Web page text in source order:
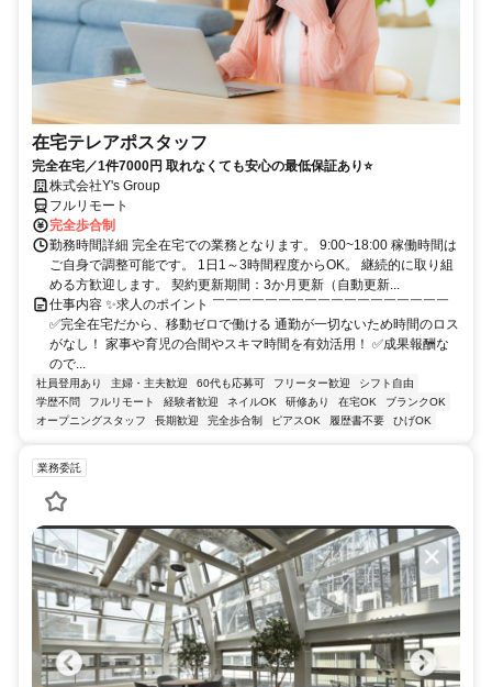
在宅テレアポスタッフ
完全在宅／1件7000円 取れなくても安心の最低保証あり⭐
株式会社Y's Group
フルリモート
完全歩合制
勤務時間詳細 完全在宅での業務となります。 9:00~18:00 稼働時間は
ご自身で調整可能です。 1日1～3時間程度からOK。 継続的に取り組
める方歓迎します。 契約更新期間：3か月更新（自動更新...
仕事内容 ✨求人のポイント ￣￣￣￣￣￣￣￣￣￣￣￣￣￣￣￣￣￣
✅完全在宅だから、移動ゼロで働ける 通勤が一切ないため時間のロス
がなし！ 家事や育児の合間やスキマ時間を有効活用！ ✅成果報酬な
ので...
社員登用あり 主婦・主夫歓迎 60代も応募可 フリーター歓迎
シフト自由
学歴不問
フルリモート 経験者歓迎 ネイルOK 研修あり 在宅OK
ブランクOK
オープニングスタッフ
長期歓迎 完全歩合制 ピアスOK 履歴書不要 ひげOK
業務委託